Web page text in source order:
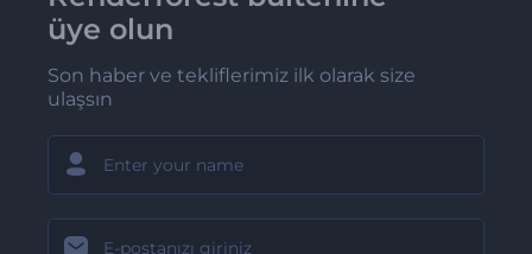
üye olun
Son haber ve tekliflerimiz ilk olarak size
ulaşsın